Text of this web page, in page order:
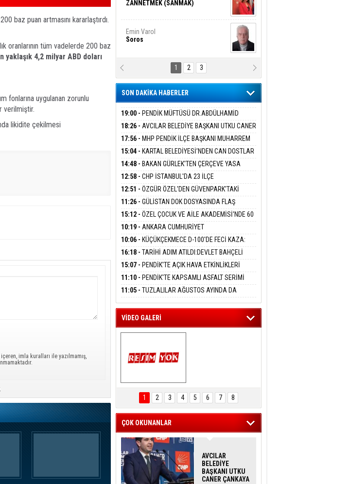
baz puan artmasını kararlaştırdı.
oranlarının tüm vadelerde 200 baz
yaklaşık 4,2 milyar ABD doları
fonlarına uygulanan zorunlu
verilmiştir.
likidite çekilmesi
imla kuralları ile yazılmamış,
ZANNETMEK (SANMAK)
Emin Varol
Soros
Karanlık DNA Kuşaklararası
Şiddetin Biyolojik Faturası
Şiyar Adıyaman
Ben Bu Sahaya Sığmazam
Hasan Ali Çölük
Bir Satırın İçindeki İnsan
Ezgi Kılıç
SİVAS: ATEŞE ATILAN VİCDAN
BARIŞ BAŞARSLAN
ADANMAK
Meltem Kaynas
AFFETMEYECEĞİM!
1 2 3
SON DAKİKA HABERLER
19:00 - PENDİK MÜFTÜSÜ DR.ABDÜLHAMİD
PEHLİVAN BASIN MENSUPLARINI AĞIRLADI
18:26 - AVCILAR BELEDİYE BAŞKANI UTKU CANER
ÇANKAYA HAKKINDA TAHLİYE KARARI
17:56 - MHP PENDİK İLÇE BAŞKANI MUHARREM
KIR KARTAL ORDULULAR DERNEĞİ HEYETİNİ
AĞIRLADI
15:04 - KARTAL BELEDİYESİ’NDEN CAN DOSTLAR
İÇİN DEV YATIRIM!
14:48 - BAKAN GÜRLEK'TEN ÇERÇEVE YASA
AÇIKLAMASI:''KIRMIZI ÇİZGİMİZ ŞEHİT AİLELERİ
VE GAZİLERİMİZİN HASSASİYETİDİR''
12:58 - CHP İSTANBUL'DA 23 İLÇE
BAŞKANLIĞI'NDA ATAMALAR GERÇEKLEŞTİ
12:51 - ÖZGÜR ÖZEL'DEN GÜVENPARK'TAKİ
GAZİLERE DESTEK:''SONUÇ ALANA KADAR
ARKANIZDAYIZ''
11:26 - GÜLİSTAN DOK DOSYASINDA FLAŞ
GELİŞME: 2 DALGIÇ DELİL KARARTMA
SUÇLAMASIYLA TUTUTKLANDI
15:12 - ÖZEL ÇOCUK VE AİLE AKADEMİSİ'NDE 60
ÇOCUĞA HİZMET VERİLDİ
10:19 - ANKARA CUMHURİYET
BAŞSAVCILIĞINDAN ÖZGÜR ÖZEL VE VELİ
AĞBABA HAKKINDA FEZLEKE
10:06 - KÜÇÜKÇEKMECE D-100'DE FECİ KAZA:
OTOMOBİL İETT OTOBÜSÜNE ÇARPTI 3 KİŞİ
HAYATINI KAYBETTİ
16:18 - TARİHİ ADIM ATILDI:DEVLET BAHÇELİ
'TERÖRSÜZ TÜRKİYE' ÇERÇEVE YASA TEKLİFİNİ
İMZALADI
15:07 - PENDİK'TE AÇIK HAVA ETKİNLİKLERİ
ÇOCUK SİNEMASIYLA BAŞLADI
11:10 - PENDİK'TE KAPSAMLI ASFALT SERİMİ
BAŞLADI
11:05 - TUZLALILAR AĞUSTOS AYINDA DA
SİNEMAYA DOYACAK
VİDEO GALERİ
KARTAL ENGELSİZ
YAŞAM FESTİVALİ
KONSERİ
İZLEYİCİLERİ MEST
1 2 3 4 5 6 7 8
ÇOK OKUNANLAR
AVCILAR
BELEDİYE
BAŞKANI UTKU
CANER ÇANKAYA